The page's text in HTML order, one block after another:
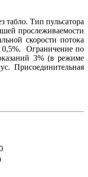
табло. Тип пульсатора
прослеживаемости
скорости потока
0,5%. Ограничение по
3% (в режиме
Присоединительная